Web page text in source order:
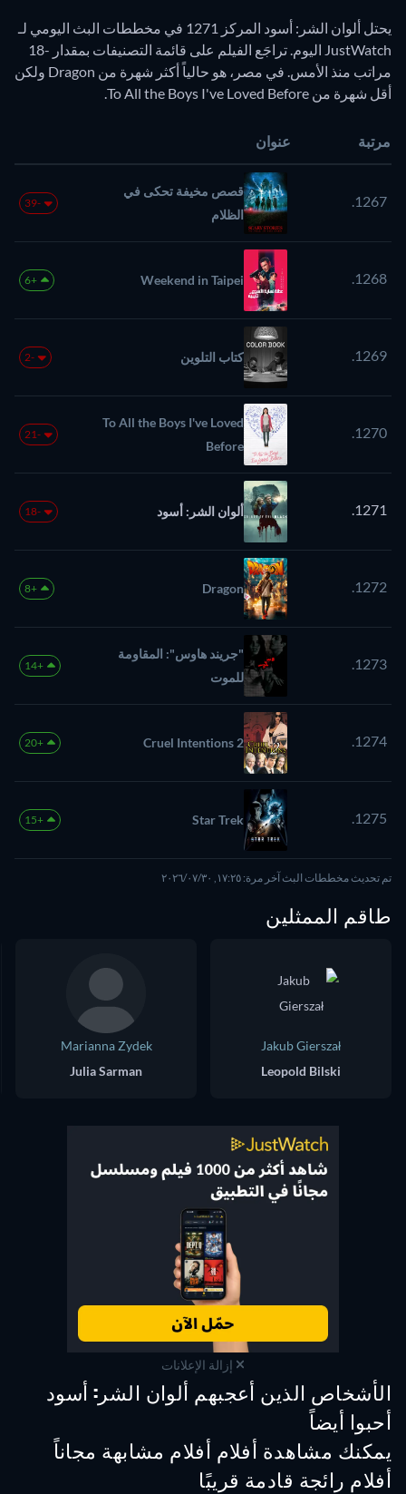
يحتل ألوان الشر: أسود المركز 1271 في مخططات البث اليومي لـ
JustWatch اليوم. تراجَع الفيلم على قائمة التصنيفات بمقدار -18
مراتب منذ الأمس. في مصر، هو حالياً أكثر شهرة من Dragon ولكن
أقل شهرة من To All the Boys I've Loved Before.
مرتبة عنوان
1267.
قصص مخيفة تحكى في
الظلام
-39
1268.
Weekend in Taipei
+6
1269. كتاب التلوين -2
1270.
To All the Boys I've Loved
Before
-21
1271. ألوان الشر: أسود -18
1272.
Dragon
+8
1273.
"جريند هاوس": المقاومة
للموت
+14
1274.
Cruel Intentions 2
+20
1275.
Star Trek
+15
تم تحديث مخططات البث آخر مرة: ١٧:٢٥, ٣٠‏/٠٧‏/٢٠٢٦
طاقم الممثلين
Jakub Gierszał
Leopold Bilski
Marianna Zydek
Julia Sarman
إزالة الإعلانات
الأشخاص الذين أعجبهم ألوان الشر: أسود
أحبوا أيضاً
يمكنك مشاهدة أفلام أفلام مشابهة مجاناً
أفلام رائجة قادمة قريبًا